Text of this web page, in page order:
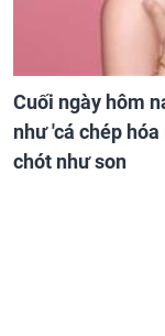
Cuối ngày hôm
như 'cá chép
chót như son